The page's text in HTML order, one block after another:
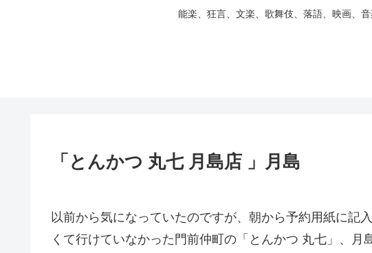
能楽、狂言、文楽、歌舞伎、落語、映画、
「とんかつ 丸七 月島店 」月島
以前から気になっていたのですが、朝から予約用紙に記
くて行けていなかった門前仲町の「とんかつ 丸七」、